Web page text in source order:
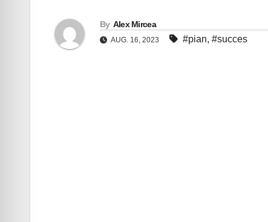
By Alex Mircea
AUG. 16, 2023 #pian, #succes